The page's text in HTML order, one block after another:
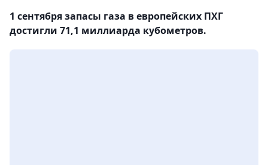
1 сентября запасы газа в европейских ПХГ
достигли 71,1 миллиарда кубометров.